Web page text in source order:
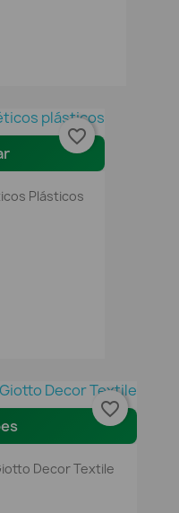
Plásticos
favorite_border
Decor Textile
favorite_border